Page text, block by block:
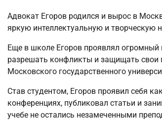
Адвокат Егоров родился и вырос в
яркую интеллектуальную и творческую
Еще в школе Егоров проявлял огромный
разрешать конфликты и защищать свои
Московского государственного
Став студентом, Егоров проявил себя
конференциях, публиковал статьи и
учебе не остались незамеченными